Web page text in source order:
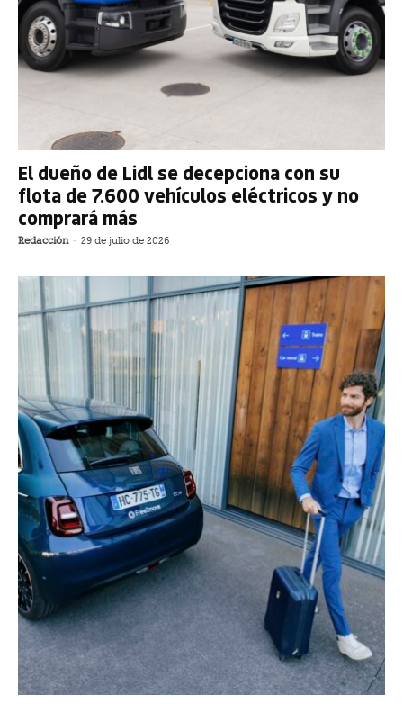
El dueño de Lidl se decepciona con su
flota de 7.600 vehículos eléctricos y no
comprará más
Redacción - 29 de julio de 2026